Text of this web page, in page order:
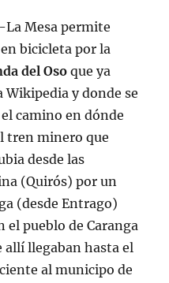
La Mesa permite
bicicleta por la
del Oso que ya
y donde se
camino en dónde
tren minero que
desde las
(Quirós) por un
(desde Entrago)
pueblo de Caranga
allí llegaban hasta el
al municipo de